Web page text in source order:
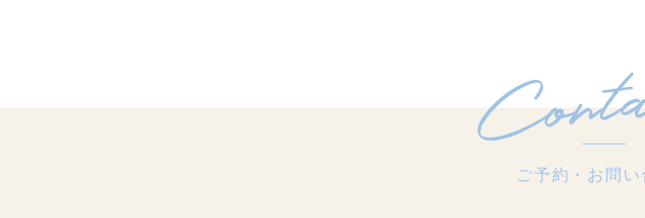
ご予約・お問い